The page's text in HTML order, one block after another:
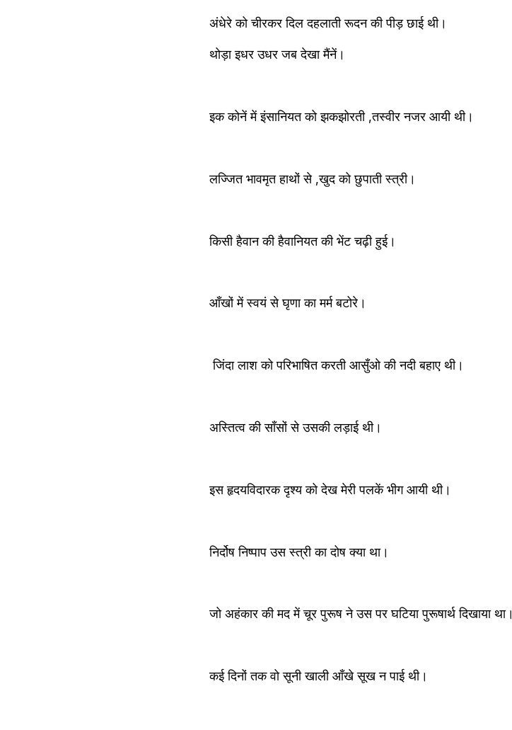
अंधेरे को चीरकर दिल दहलाती रूदन की पीड़ छाई थी।
थोड़ा इधर उधर जब देखा मैंनें।
इक कोनें में इंसानियत को झकझोरती ,तस्वीर नजर आयी थी।
लज्जित भावमृत हाथों से ,खुद को छुपाती स्त्री।
किसी हैवान की हैवानियत की भेंट चढ़ी हुई।
आँखों में स्वयं से घृणा का मर्म बटोरे।
जिंदा लाश को परिभाषित करती आसुँओ की नदी बहाए थी।
अस्तित्व की साँसों से उसकी लड़ाई थी।
इस हृदयविदारक दृश्य को देख मेरी पलकें भीग आयी थी।
निर्दोष निष्पाप उस स्त्री का दोष क्या था।
जो अहंकार की मद में चूर पुरूष ने उस पर घटिया पुरूषार्थ दिखाया था।
कई दिनों तक वो सूनी खाली आँखे सूख न पाई थी।